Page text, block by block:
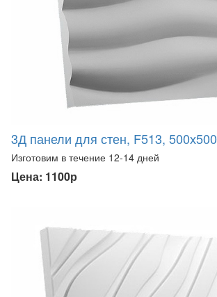
3Д панели для стен, F513, 500х500
Изготовим в течение 12-14 дней
Цена: 1100р